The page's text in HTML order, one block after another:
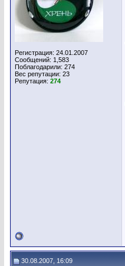
Регистрация: 24.01.2007
Сообщений: 1,583
Поблагодарили: 274
Вес репутации: 23
Репутация: 274
30.08.2007, 16:09